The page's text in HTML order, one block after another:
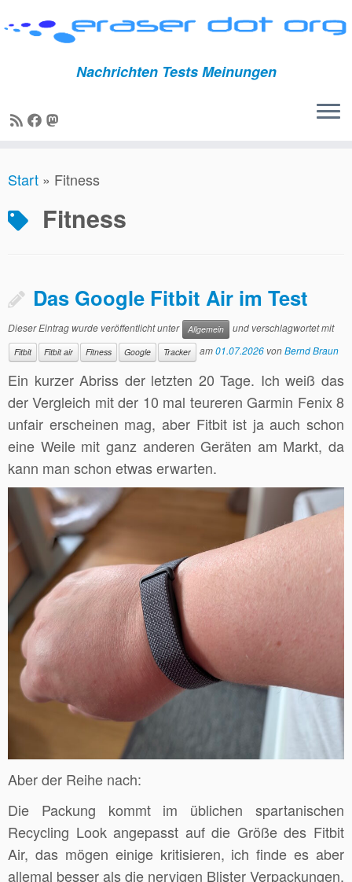
Inhalt
Nachrichten Tests Meinungen
Start » Fitness
Fitness
Das Google Fitbit Air im Test
Dieser Eintrag wurde veröffentlicht unter Allgemein und verschlagwortet mit
Fitbit Fitbit air Fitness Google Tracker am01.07.2026 vonBernd Braun
Ein kurzer Abriss der letzten 20 Tage. Ich weiß das
der Vergleich mit der 10 mal teureren Garmin Fenix 8
unfair erscheinen mag, aber Fitbit ist ja auch schon
eine Weile mit ganz anderen Geräten am Markt, da
kann man schon etwas erwarten.
Aber der Reihe nach:
Die Packung kommt im üblichen spartanischen
Recycling Look angepasst auf die Größe des Fitbit
Air, das mögen einige kritisieren, ich finde es aber
allemal besser als die nervigen Blister Verpackungen.